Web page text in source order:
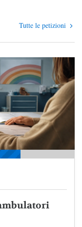
Tutte le petizioni